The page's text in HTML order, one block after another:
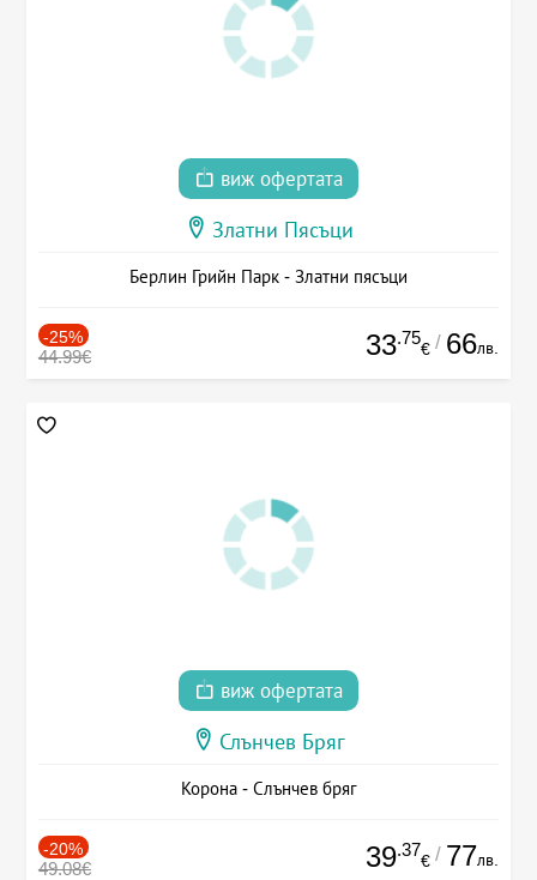
виж офертата
Златни Пясъци
Берлин Грийн Парк - Златни пясъци
-25%
44.99€ 33.75
€ / 66лв.
виж офертата
Слънчев Бряг
Корона - Слънчев бряг
-20%
49.08€ 39.37
€ / 77лв.